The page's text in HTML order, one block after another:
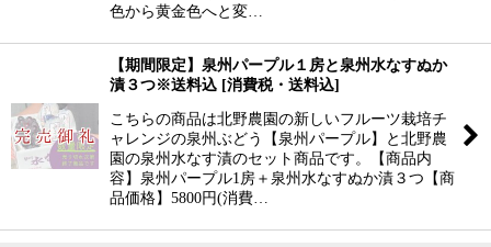
色から黄金色へと変…
【期間限定】泉州パープル１房と泉州水なすぬか
漬３つ※送料込 [消費税・送料込]
こちらの商品は北野農園の新しいフルーツ栽培チ
ャレンジの泉州ぶどう【泉州パープル】と北野農
園の泉州水なす漬のセット商品です。【商品内
容】泉州パープル1房＋泉州水なすぬか漬３つ【商
品価格】5800円(消費…